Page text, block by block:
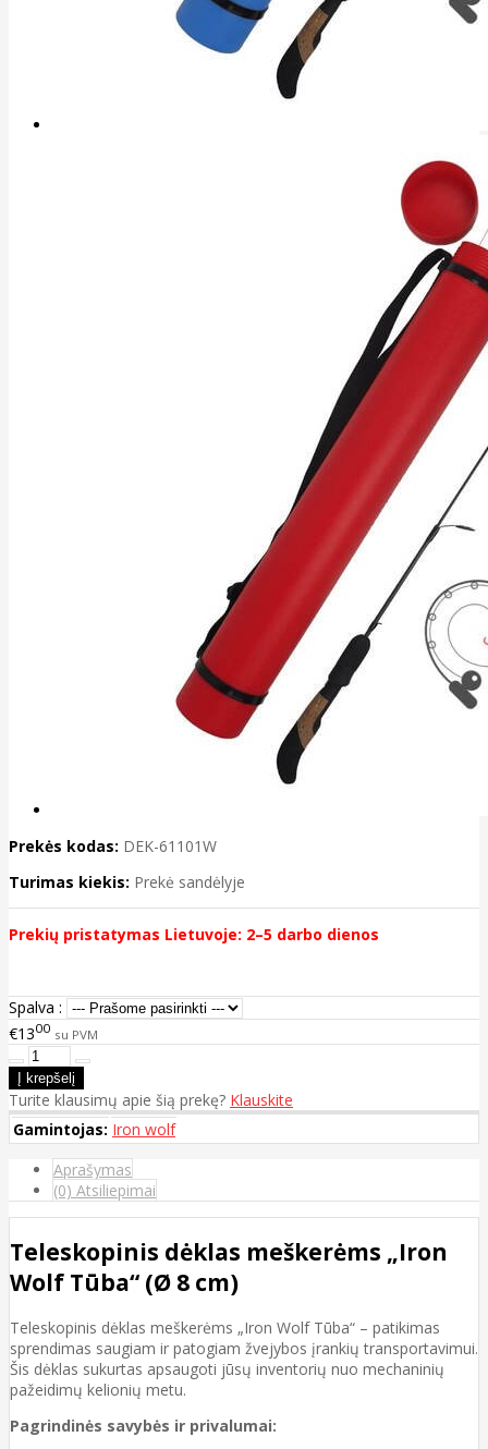
Prekės kodas: DEK-61101W
Turimas kiekis: Prekė sandėlyje
Prekių pristatymas Lietuvoje: 2–5 darbo dienos
Spalva :
€1300 su PVM
Turite klausimų apie šią prekę? Klauskite
Gamintojas: Iron wolf
Aprašymas
(0) Atsiliepimai
Teleskopinis dėklas meškerėms „Iron
Wolf Tūba“ (Ø 8 cm)
Teleskopinis dėklas meškerėms „Iron Wolf Tūba“ – patikimas
sprendimas saugiam ir patogiam žvejybos įrankių transportavimui.
Šis dėklas sukurtas apsaugoti jūsų inventorių nuo mechaninių
pažeidimų kelionių metu.
Pagrindinės savybės ir privalumai: